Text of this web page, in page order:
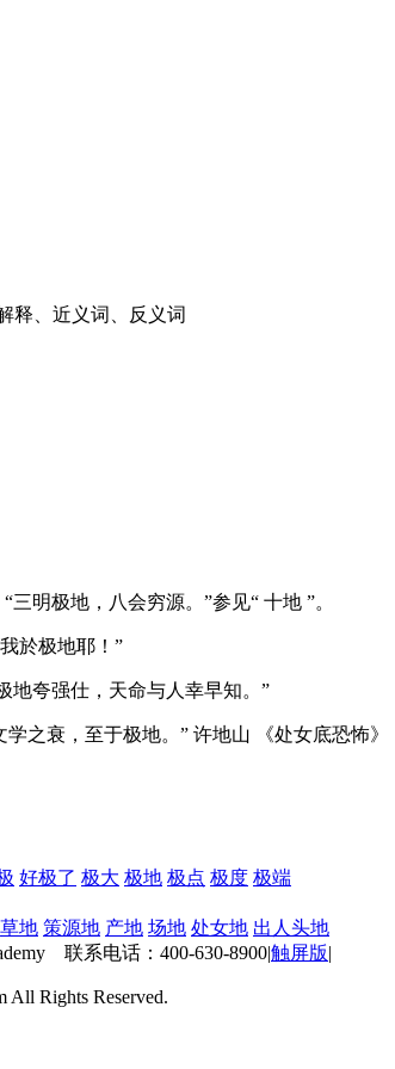
释、近义词、反义词
明极地，八会穷源。”参见“ 十地 ”。
於极地耶！”
地夸强仕，天命与人幸早知。”
之衰，至于极地。” 许地山 《处女底恐怖》
好极了 极大 极地 极点 极度 极端
草地 策源地 产地 场地 处女地 出人头地
联系电话：400-630-8900|触屏版|
Rights Reserved.